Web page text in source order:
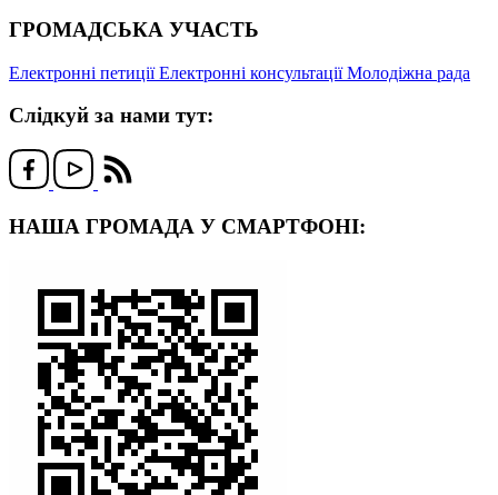
ГРОМАДСЬКА УЧАСТЬ
Електронні петиціїЕлектронні консультаціїМолодіжна рада
Слідкуй за нами тут:
НАША ГРОМАДА У СМАРТФОНІ: